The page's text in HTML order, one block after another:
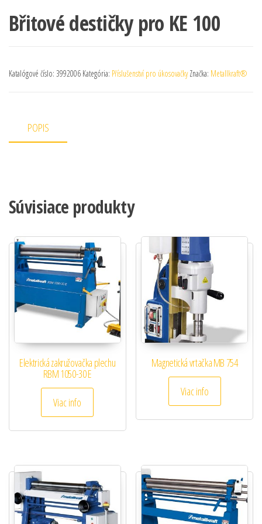
Břitové destičky pro KE 100
Katalógové číslo: 3992006 Kategória: Příslušenství pro úkosovačky Značka: Metallkraft®
POPIS
Súvisiace produkty
Elektrická zakružovačka plechu
RBM 1050-30 E
Viac info
Magnetická vrtačka MB 754
Viac info